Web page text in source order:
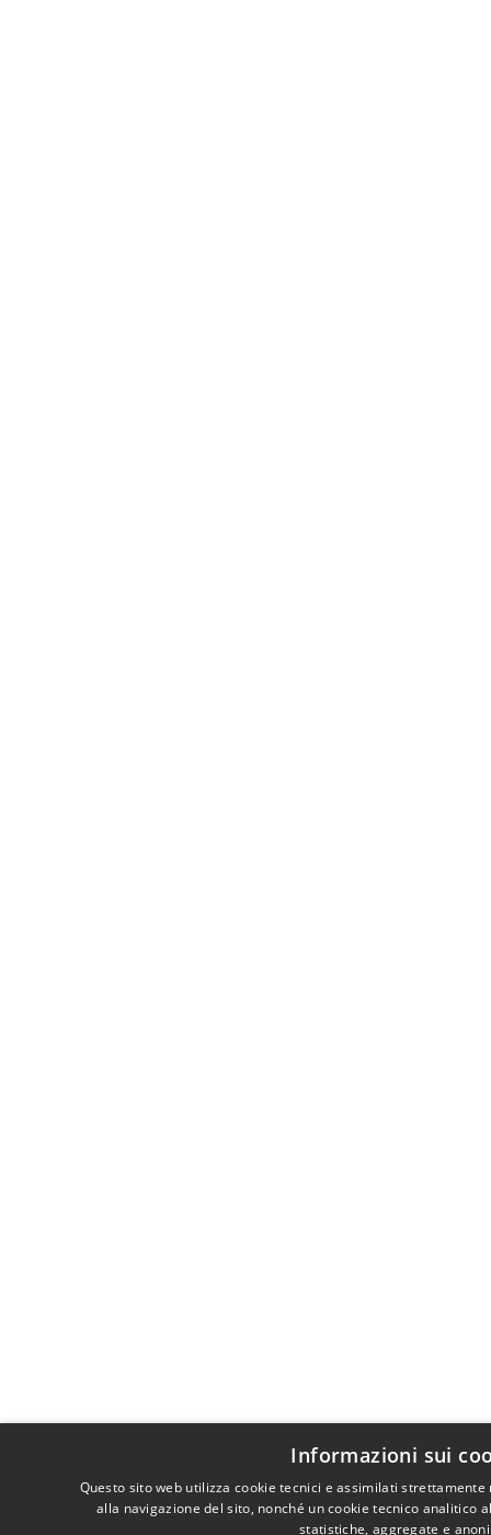
Informazioni sui
Questo sito web utilizza cookie tecnici e assimilati
alla navigazione del sito, nonché un cookie tecnico analitico
statistiche, aggregate e